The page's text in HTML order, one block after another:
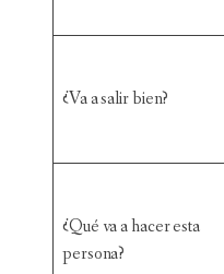
¿Va a salir bien?
¿Qué va a hacer esta
persona?